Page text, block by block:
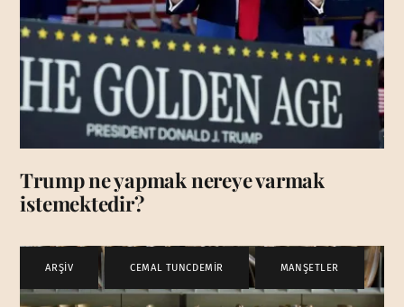
Trump ne yapmak nereye varmak
istemektedir?
ARŞİV CEMAL TUNCDEMİR , MANŞETLER